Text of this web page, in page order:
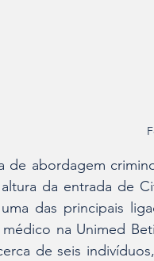
de abordagem
da entrada de
das principais
na Unimed
de seis